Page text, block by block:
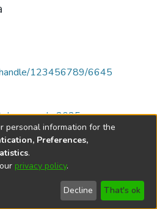
123456789/6645
mayo de 2025
de Córdoba
personal information for the
Preferences,
.
privacy policy.
Decline That's ok